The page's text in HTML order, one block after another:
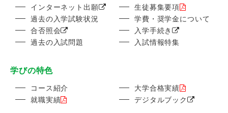
インターネット出願
生徒募集要項
過去の入学試験状況
学費・奨学金について
合否照会
入学手続き
過去の入試問題
入試情報特集
学びの特色
コース紹介
大学合格実績
就職実績
デジタルブック